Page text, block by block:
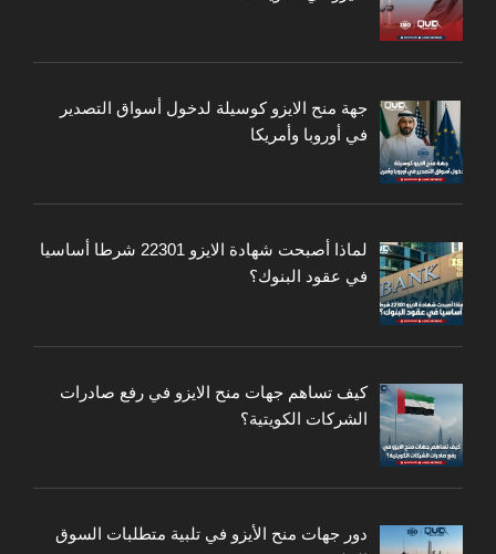
جهة منح الايزو كوسيلة لدخول أسواق التصدير
في أوروبا وأمريكا
لماذا أصبحت شهادة الايزو 22301 شرطا أساسيا
في عقود البنوك؟
كيف تساهم جهات منح الايزو في رفع صادرات
الشركات الكويتية؟
دور جهات منح الأيزو في تلبية متطلبات السوق